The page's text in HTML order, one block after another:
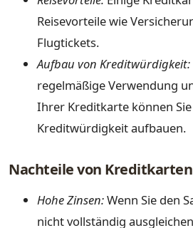
Reisevorteile wie
Flugtickets.
Aufbau von Kreditwürdigkeit:
regelmäßige Verwendung
Ihrer Kreditkarte können
Kreditwürdigkeit aufbauen.
Nachteile von Kreditkarten
Hohe Zinsen:Wenn Sie den
nicht vollständig